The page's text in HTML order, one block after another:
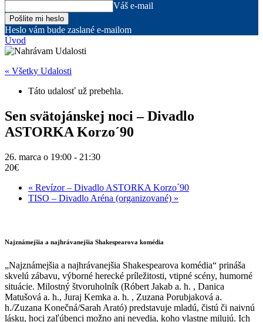
Váš e-mail
Heslo vám bude zaslané e-mailom
Úvod
« Všetky Udalosti
Táto udalosť už prebehla.
Sen svätojánskej noci – Divadlo
ASTORKA Korzo´90
26. marca o 19:00 - 21:30
20€
« Revízor – Divadlo ASTORKA Korzo´90
TISO – Divadlo Aréna (organizované) »
Najznámejšia a najhrávanejšia Shakespearova komédia
„Najznámejšia a najhrávanejšia Shakespearova komédia“ prináša
skvelú zábavu, výborné herecké príležitosti, vtipné scény, humorné
situácie. Milostný štvoruholník (Róbert Jakab a. h. , Danica
Matušová a. h., Juraj Kemka a. h. , Zuzana Porubjaková a.
h./Zuzana Konečná/Sarah Arató) predstavuje mladú, čistú či naivnú
lásku, hoci zaľúbenci možno ani nevedia, koho vlastne milujú. Ich